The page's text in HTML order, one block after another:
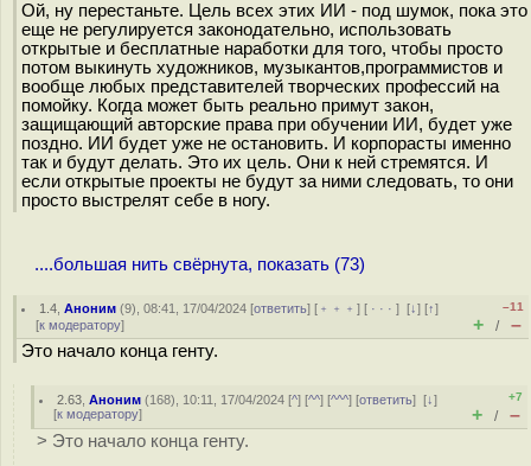
Ой, ну перестаньте. Цель всех этих ИИ - под шумок, пока это
еще не регулируется законодательно, использовать
открытые и бесплатные наработки для того, чтобы просто
потом выкинуть художников, музыкантов,программистов и
вообще любых представителей творческих профессий на
помойку. Когда может быть реально примут закон,
защищающий авторские права при обучении ИИ, будет уже
поздно. ИИ будет уже не остановить. И корпорасты именно
так и будут делать. Это их цель. Они к ней стремятся. И
если открытые проекты не будут за ними следовать, то они
просто выстрелят себе в ногу.
....большая нить свёрнута, показать (73)
1.4 ,Аноним (9), 08:41, 17/04/2024 [ответить] [ ﹢﹢﹢] [ · · ·][↓] [↑]
[к модератору]
–11
+ / –
Это начало конца генту.
2.63 ,Аноним (168), 10:11, 17/04/2024 [^] [^^] [^^^] [ответить][↓]
[к модератору]
+7
+ / –
> Это начало конца генту.